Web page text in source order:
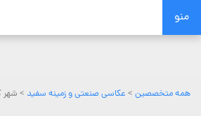
Skip
منو
همه متخصصین > عکاسی صنعتی و زمینه سفید > شهر